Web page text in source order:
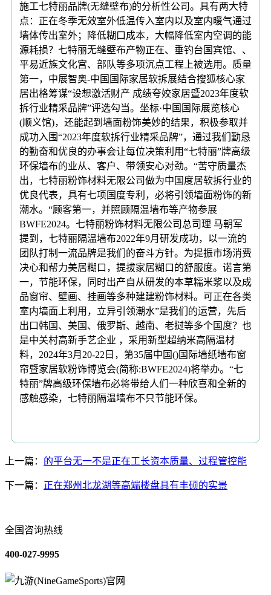
施工七特丽品牌(无缝壁布)的分析性公司。具有两大特
点：正在冬季无效室外低温传入室内以及室内暖气通过
墙体传出室外；降低糊口成本，大幅降低室内空调的能
源耗损？七特丽无缝壁布产物正在、垂钓台国宾馆、、
平易近族文化宫、部队等多项沉点工程上被选用。质量
第一，中展智奥-中国国际家居软拆展结合搜狐核心家
居出格筹谋“设想激活财产 成绩夸姣家居暨2023年度软
拆行业精采品牌”评选勾当。坐标·中国国际展览核心
(顺义馆)，还能起到墙面粉饰美妙的结果，积极参取并
成功入围“2023年度软拆行业精采品牌”，通过我们勤恳
的勤奋和优良的办事会让每位决策利用“七特丽”牌高级
环保墙布的业从、客户、带领安心对劲。“苦守质量杰
出，七特丽粉饰材料无限公司做为中国度居软拆行业的
优良代表，具有七项国度专利，必将引领墙面粉饰的新
潮水。“顾客第一，并照顾隔温墙布等产物参展
BWFE2024。七特丽粉饰材料无限公司总司理 马朝军
提到，七特丽隔温墙布2022年9月研发成功，以一流的
团队打制一流品牌是我们的奋斗方针。为提振市场消费
决心和帮力美居糊口，提拔家居糊口的舒服度。诺言第
一，节能环保，同时出产自从研发的本草糯米浆以及成
品窗帘、壁画、挂画等多种建建粉饰材料。可正在各类
室内墙面上利用，立异引领潮水”是我们的运营，先后
出口韩国、美国、俄罗斯、越南、老挝等多个国度？也
是中关村高新手艺企业 ，采用新型超纳米高隔温材
料，2024年3月20-22日，第35届中国()国际墙纸墙布窗
帘暨家居软粉饰博览会(简称:BWFE2024)将举办。“七
特丽”牌高级环保墙布必将带给人们一种欣喜和全新的
感触感染，七特丽隔温墙布不只节能环保。
上一篇： 的平台无一不是正在工长资本质量、过程管控能
下一篇： 正在郑州北龙湖等高端楼盘具有丰硕的实景
全国咨询热线
400-027-9995